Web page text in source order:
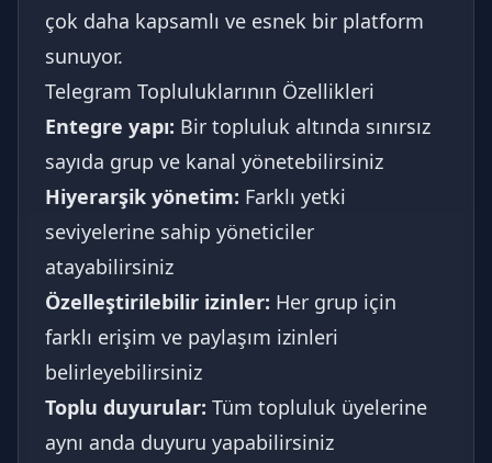
çok daha kapsamlı ve esnek bir platform
sunuyor.
Telegram Topluluklarının Özellikleri
Entegre yapı: Bir topluluk altında sınırsız
sayıda grup ve kanal yönetebilirsiniz
Hiyerarşik yönetim: Farklı yetki
seviyelerine sahip yöneticiler
atayabilirsiniz
Özelleştirilebilir izinler: Her grup için
farklı erişim ve paylaşım izinleri
belirleyebilirsiniz
Toplu duyurular: Tüm topluluk üyelerine
aynı anda duyuru yapabilirsiniz